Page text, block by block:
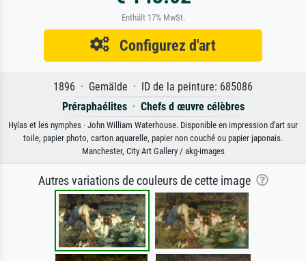
Enthält 17% MwSt.
Configurez d'art
1896 · Gemälde · ID de la peinture: 685086
Préraphaélites· Chefs d œuvre célèbres
Hylas et les nymphes · John William Waterhouse. Disponible en impression d'art sur
toile, papier photo, carton aquarelle, papier non couché ou papier japonais.
Manchester, City Art Gallery / akg-images
Autres variations de couleurs de cette image